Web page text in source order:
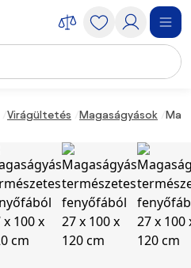
Virágültetés Magaságyások